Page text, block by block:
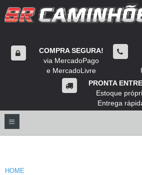
COMPRA SEGURA!
via MercadoPago
e MercadoLivre
PRONTA
Estoque
Entrega
HOME